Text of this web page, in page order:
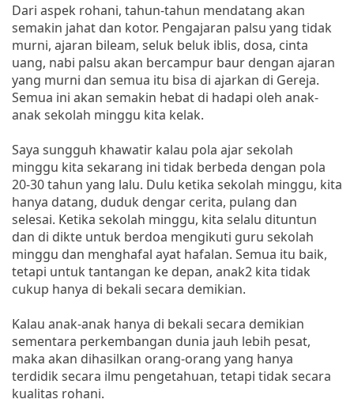
Dari aspek rohani, tahun-tahun mendatang akan
semakin jahat dan kotor. Pengajaran palsu yang tidak
murni, ajaran bileam, seluk beluk iblis, dosa, cinta
uang, nabi palsu akan bercampur baur dengan ajaran
yang murni dan semua itu bisa di ajarkan di Gereja.
Semua ini akan semakin hebat di hadapi oleh anak-
anak sekolah minggu kita kelak.
Saya sungguh khawatir kalau pola ajar sekolah
minggu kita sekarang ini tidak berbeda dengan pola
20-30 tahun yang lalu. Dulu ketika sekolah minggu, kita
hanya datang, duduk dengar cerita, pulang dan
selesai. Ketika sekolah minggu, kita selalu dituntun
dan di dikte untuk berdoa mengikuti guru sekolah
minggu dan menghafal ayat hafalan. Semua itu baik,
tetapi untuk tantangan ke depan, anak2 kita tidak
cukup hanya di bekali secara demikian.
Kalau anak-anak hanya di bekali secara demikian
sementara perkembangan dunia jauh lebih pesat,
maka akan dihasilkan orang-orang yang hanya
terdidik secara ilmu pengetahuan, tetapi tidak secara
kualitas rohani.